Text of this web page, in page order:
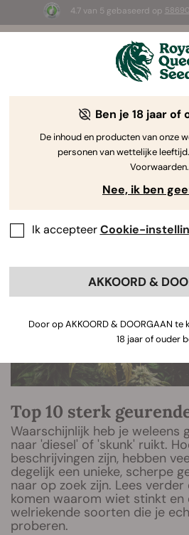
4.7 van 5 gebaseerd op
☀️ Summer Sales: tot wel
op geselecteerde
The RQS
Cannabis Lifestyle Blogs
Top 10 sterk
Waarschijnlijk heb je weleens
naar 'diesel' of 'skunk' ruikt.
beschrijvingen zijn, hebben
degelijk een unieke, scherpe
naar op zoek zijn. Lees
komen waarom wiet stinkt en
welriekende soorten die je
proberen.
Ben je 18 jaar of
De inhoud en producten van onze
personen van wettelijke
Voorwaarden.
Nee, ik ben
Ik accepteerCookie-
AKKOORD &
Door op AKKOORD & DOORGAAN
18 jaar of ouder